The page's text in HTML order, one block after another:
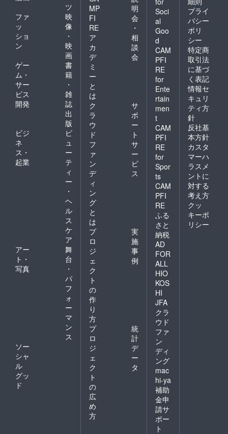
ツ
ファ
ッ
ショ
ン
映
像
・
映
画
ゲー
ム・
サー
ビス
開発
書
籍
・
雑
誌
出
版
ビジ
ネ
ス・
起業
ビ
ュ
ー
テ
ィ
ー
・
ヘ
ル
ス
ケ
ア
アー
ト・
写真
舞
台
・
パ
フ
ォ
ー
マ
ン
ス
ソー
シャ
ル
グッ
ド
MP
FI
RE
ア
カ
デ
ミ
ー
と
は
明
会
・
相
談
会
ク
ラ
ウ
ド
フ
ァ
ン
デ
ィ
ン
グ
と
は
サ
ポ
ー
ト
サ
ー
ビ
ス
プ
ロ
ジ
ェ
ク
ト
の
作
り
方
実
施
事
例
プ
ロ
ジ
ェ
ク
ト
の
広
め
方
統
計
デ
ー
タ
Soci
al
Goo
d
CAM
PFI
RE
for
Ente
rtain
men
t
CAM
PFI
RE
for
Spor
ts
CAM
PFI
RE
ふる
さと
納税
AD
FOR
ALL
HIO
KOS
HI
JFA
クラ
ウド
ファ
ン
ディ
ング
mac
hi-ya
補助
金申
請サ
ポー
ト
プライ
バシー
ポリ
シー
特定商
取引法
に基づ
く表記
情報セ
キュリ
ティ方
針
反社基
本方針
カスタ
マーハ
ラスメ
ントに
対する
考え方
クッ
キーポ
リシー